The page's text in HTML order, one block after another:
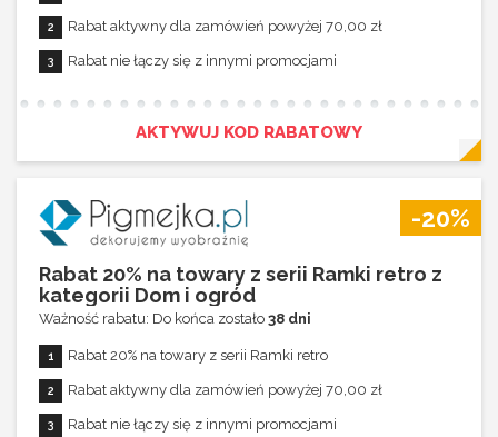
Rabat aktywny dla zamówień powyżej 70,00 zł
Rabat nie łączy się z innymi promocjami
AKTYWUJ KOD RABATOWY
-20%
Rabat 20% na towary z serii Ramki retro z
kategorii Dom i ogród
Ważność rabatu: Do końca zostało 38 dni
Rabat 20% na towary z serii Ramki retro
Rabat aktywny dla zamówień powyżej 70,00 zł
Rabat nie łączy się z innymi promocjami